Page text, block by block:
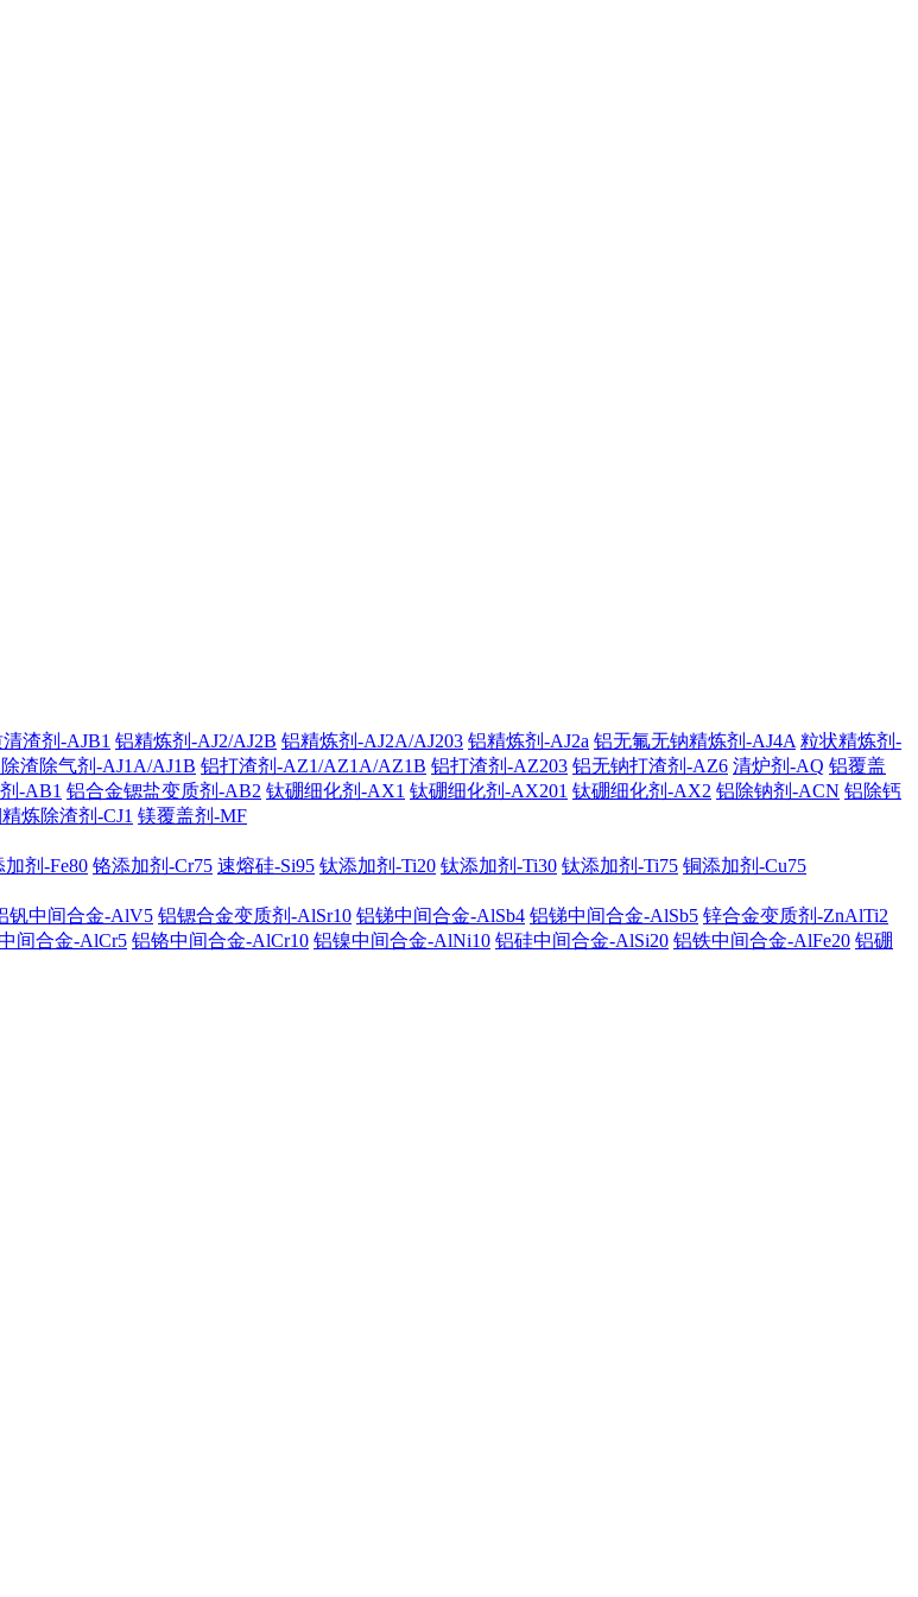
渣剂-AJB1 铝精炼剂-AJ2/AJ2B 铝精炼剂-AJ2A/AJ203 铝精炼剂-AJ2a 铝无氟无钠精炼剂-AJ4A 粒状精炼剂-
渣除气剂-AJ1A/AJ1B 铝打渣剂-AZ1/AZ1A/AZ1B 铝打渣剂-AZ203 铝无钠打渣剂-AZ6 清炉剂-AQ 铝覆盖
-AB1 铝合金锶盐变质剂-AB2 钛硼细化剂-AX1 钛硼细化剂-AX201 钛硼细化剂-AX2 铝除钠剂-ACN 铝除钙
炼除渣剂-CJ1 镁覆盖剂-MF
加剂-Fe80 铬添加剂-Cr75 速熔硅-Si95 钛添加剂-Ti20 钛添加剂-Ti30 钛添加剂-Ti75 铜添加剂-Cu75
钒中间合金-AlV5 铝锶合金变质剂-AlSr10 铝锑中间合金-AlSb4 铝锑中间合金-AlSb5 锌合金变质剂-ZnAlTi2
间合金-AlCr5 铝铬中间合金-AlCr10 铝镍中间合金-AlNi10 铝硅中间合金-AlSi20 铝铁中间合金-AlFe20 铝硼